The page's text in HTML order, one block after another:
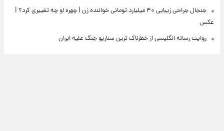
جنجال جراحی زیبایی ۴۰ میلیارد تومانی خواننده زن | چهره او چه تغییری کرد؟ |
عکس
روایت رسانه انگلیسی از خطرناک ترین سناریو جنگ علیه ایران